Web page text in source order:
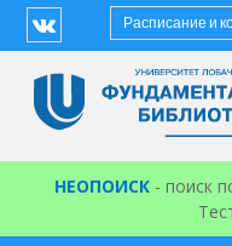
Перейти
Расписание и
Vk
НЕОПОИСК - поиск